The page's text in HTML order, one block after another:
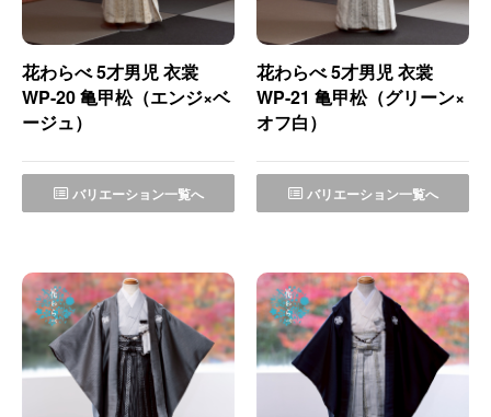
花わらべ 5才男児 衣裳
WP-20 亀甲松（エンジ×ベ
ージュ）
バリエーション一覧へ
花わらべ 5才男児 衣裳
WP-21 亀甲松（グリーン×
オフ白）
バリエーション一覧へ